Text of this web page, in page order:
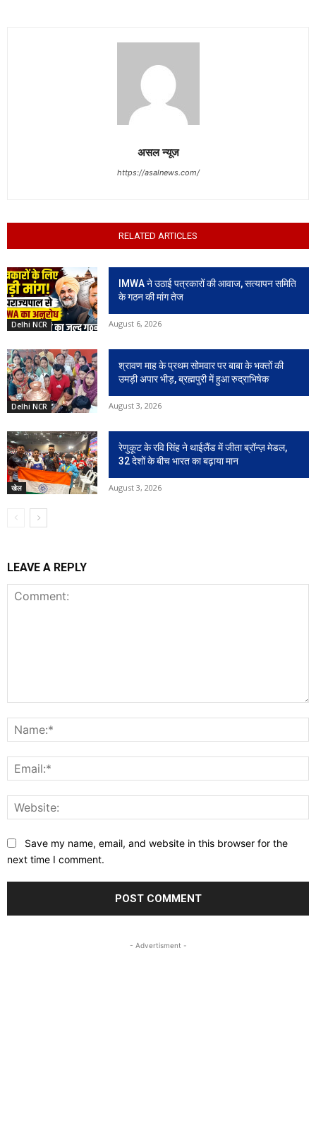
असल न्यूज
https://asalnews.com/
RELATED ARTICLES
Delhi NCR
IMWA ने उठाई पत्रकारों की आवाज, सत्यापन समिति
के गठन की मांग तेज
August 6, 2026
Delhi NCR
श्रावण माह के प्रथम सोमवार पर बाबा के भक्तों की
उमड़ी अपार भीड़, ब्रह्मपुरी में हुआ रुद्राभिषेक
August 3, 2026
खेल
रेणुकूट के रवि सिंह ने थाईलैंड में जीता ब्रॉन्ज़ मेडल,
32 देशों के बीच भारत का बढ़ाया मान
August 3, 2026
LEAVE A REPLY
Save my name, email, and website in this browser for the
next time I comment.
- Advertisment -